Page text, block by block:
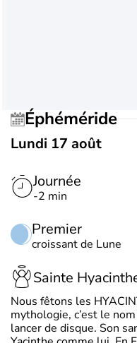
Éphéméride
Lundi 17 août
Journée
-2 min
Premier
croissant de Lune
Sainte
Nous fêtons les
mythologie, c’est le
lancer de disque. Son